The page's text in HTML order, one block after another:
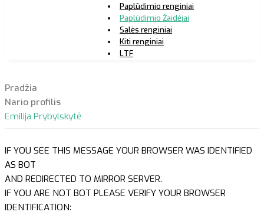
Paplūdimio renginiai
Paplūdimio Žaidėjai
Salės renginiai
Kiti renginiai
LTF
Pradžia
Nario profilis
Emilija Prybylskytė
IF YOU SEE THIS MESSAGE YOUR BROWSER WAS IDENTIFIED
AS BOT
AND REDIRECTED TO MIRROR SERVER.
IF YOU ARE NOT BOT PLEASE VERIFY YOUR BROWSER
IDENTIFICATION: